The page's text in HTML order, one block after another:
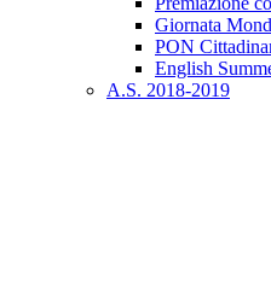
Giornata
PON
English
A.S. 2018-2019